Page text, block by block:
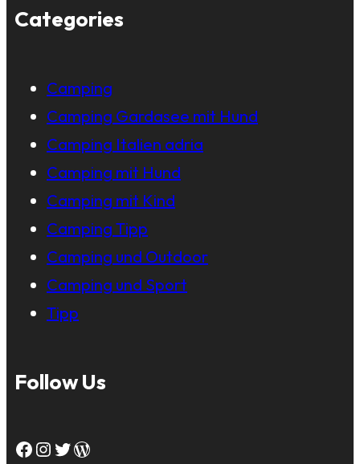
Categories
Camping
Camping Gardasee mit Hund
Camping Italien adria
Camping mit Hund
Camping mit Kind
Camping Tipp
Camping und Outdoor
Camping und Sport
Tipp
Follow Us
Facebook Instagram Twitter WordPress